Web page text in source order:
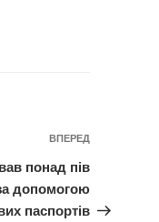
Наступний
запис
ВПЕРЕД
понад пів
допомогою
паспортів